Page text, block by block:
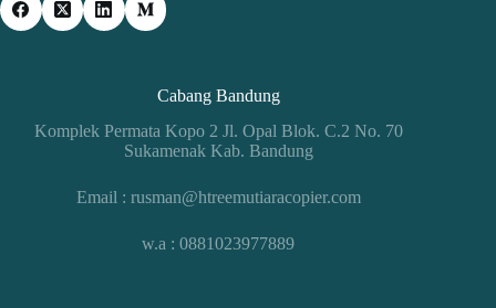
Cabang Bandung
Komplek Permata Kopo 2 Jl. Opal Blok. C.2 No. 70
Sukamenak Kab. Bandung
Email : rusman@htreemutiaracopier.com
w.a : 0881023977889